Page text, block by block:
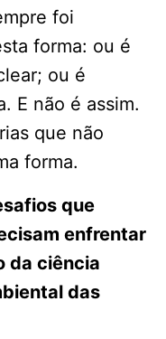
foi
forma: ou é
ou é
E não é assim.
que não
forma.
que
enfrentar
da ciência
das